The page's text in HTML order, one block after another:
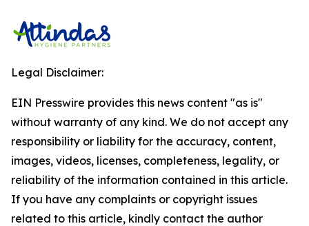
Legal Disclaimer:
EIN Presswire provides this news content "as is"
without warranty of any kind. We do not accept any
responsibility or liability for the accuracy, content,
images, videos, licenses, completeness, legality, or
reliability of the information contained in this article.
If you have any complaints or copyright issues
related to this article, kindly contact the author